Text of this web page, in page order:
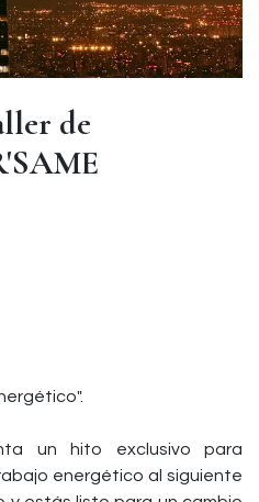
de
un hito exclusivo para
energético al siguiente